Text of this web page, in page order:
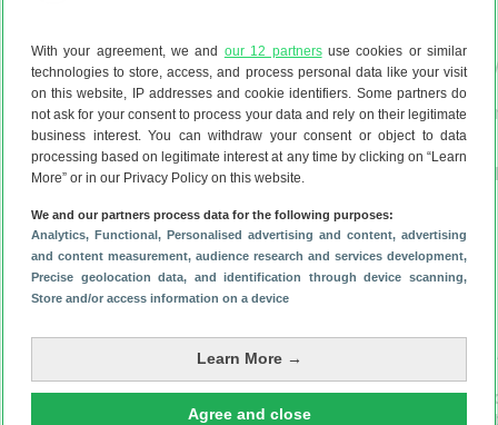
With your agreement, we and our 12 partnersuse cookies or similar
technologies to store, access, and process personal data like your visit
on this website, IP addresses and cookie identifiers. Some partners do
not ask for your consent to process your data and rely on their legitimate
business interest. You can withdraw your consent or object to data
processing based on legitimate interest at any time by clicking on “Learn
More” or in our Privacy Policy on this website.
We and our partners process data for the following purposes:
Analytics, Functional, Personalised advertising and content, advertising
and content measurement, audience research and services development,
Precise geolocation data, and identification through device scanning,
Store and/or access information on a device
Learn More →
Agree and close
50 MP 8 MP 5 MP
camera’s
13 MP selfiecamera
Samsung Exynos 1380
6 GB werkgeheugen
5000 mAh
Snelladen, 25 watt
Android 14 t/m Android
Beveiligingsupdates tot
2029 (verwacht)
50 MP 8 MP 5
camera’s
12 MP
Qualcomm
6 GB
5000 mAh
Android 15 t/
21 (verwacht)
2031